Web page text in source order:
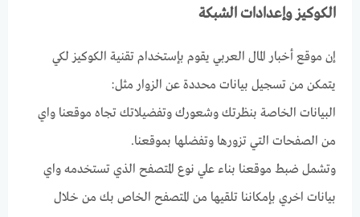
الكوكيز وإعدادات الشبكة
إن موقع أخبار المال العربي يقوم بإستخدام تقنية الكوكيز لكي
يتمكن من تسجيل بيانات محددة عن الزوار مثل:
البيانات الخاصة بنظرتك وشعورك وتفضيلاتك تجاه موقعنا واي
من الصفحات التي تزورها وتفضلها بموقعنا.
وتشمل ضبط موقعنا بناء علي نوع المتصفح الذي تستخدمه واي
بيانات اخري بإمكاننا تلقيها من المتصفح الخاص بك من خلال